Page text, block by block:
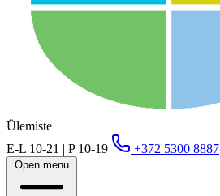
Ülemiste
E-L 10-21 | P 10-19
+372 5300 8887
Open menu